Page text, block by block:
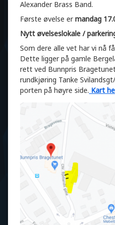
Alexander Brass Band.
Første øvelse ermandag
Nytt øvelseslokale /
Som dere alle vet har vi nå
Dette ligger på gamle
rett ved Bunnpris
rundkjøring Tanke
porten på høyre side. Kart